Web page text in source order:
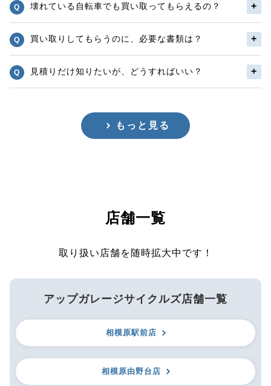
壊れている自転車でも買い取ってもらえるの？
買い取りしてもらうのに、必要な書類は？
見積りだけ知りたいが、どうすればいい？
もっと見る
店舗一覧
取り扱い店舗を随時拡大中です！
アップガレージサイクルズ店舗一覧
相模原駅前店
相模原由野台店